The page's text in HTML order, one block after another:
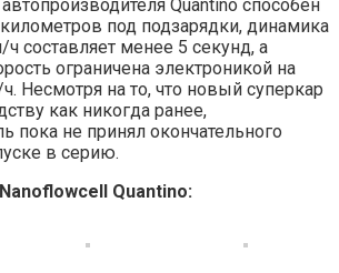
Quantino способен
под подзарядки, динамика
составляет менее 5 секунд, а
ограничена электроникой на
Несмотря на то, что новый суперкар
как никогда ранее,
пока не принял окончательного
в серию.
Quantino: